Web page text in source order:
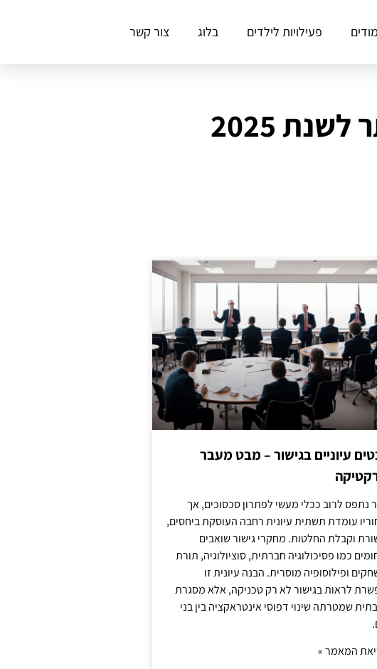
פעילויות לילדים בלוג צור קשר
עיוניים בגישור – מבט מעבר
נתפס לרוב ככלי מעשי לפתרון סכסוכים, אך
עומדת תשתית עיונית רחבה העוסקת ביחסים,
וקבלת החלטות. מחקרי גישור שואבים
כמו פסיכולוגיה חברתית, סוציולוגיה, תורת
ופילוסופיה מוסרית. הבנה עיונית זו
לראות בגישור לא רק טכניקה, אלא מסגרת
שמטרתה שינוי דפוסי אינטראקציה בין בני
המאמר »